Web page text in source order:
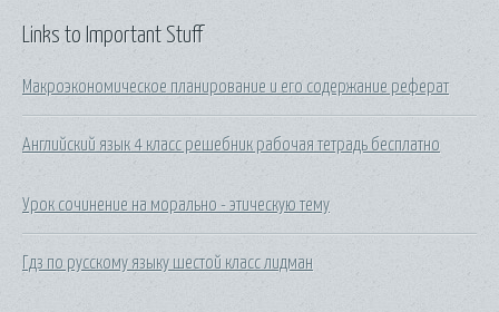
Links to Important Stuff
Макроэкономическое планирование и его содержание реферат
Английский язык 4 класс решебник рабочая тетрадь бесплатно
Урок сочинение на морально - этическую тему
Гдз по русскому языку шестой класс лидман